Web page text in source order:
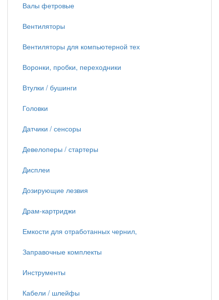
Валы фетровые
Вентиляторы
Вентиляторы для компьютерной тех
Воронки, пробки, переходники
Втулки / бушинги
Головки
Датчики / сенсоры
Девелоперы / стартеры
Дисплеи
Дозирующие лезвия
Драм-картриджи
Емкости для отработанных чернил,
Заправочные комплекты
Инструменты
Кабели / шлейфы